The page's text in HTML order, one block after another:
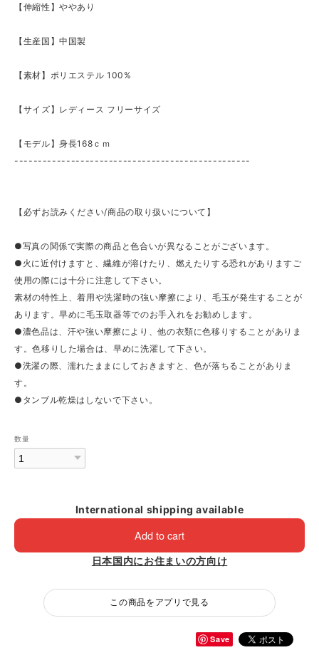
【伸縮性】ややあり
【生産国】中国製
【素材】ポリエステル 100%
【サイズ】レディース フリーサイズ
【モデル】身長168ｃｍ
--------------------------------------------------
【必ずお読みください/商品の取り扱いについて】
●写真の関係で実際の商品と色合いが異なることがございます。
●火に近付けますと、繊維が溶けたり、燃えたりする恐れがありますご
使用の際には十分に注意して下さい。
素材の特性上、着用や洗濯時の強い摩擦により、毛玉が発生することが
あります。早めに毛玉取器等でのお手入れをお勧めします。
●濃色品は、汗や強い摩擦により、他の衣類に色移りすることがありま
す。色移りした場合は、早めに洗濯して下さい。
●洗濯の際、濡れたままにしておきますと、色が落ちることがありま
す。
●タンブル乾燥はしないで下さい。
数量
International shipping available
Add to cart
日本国内にお住まいの方向け
この商品をアプリで見る
Save